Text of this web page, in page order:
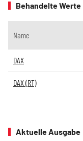
Behandelte Werte
Name
DAX
DAX (RT)
Aktuelle Ausgabe